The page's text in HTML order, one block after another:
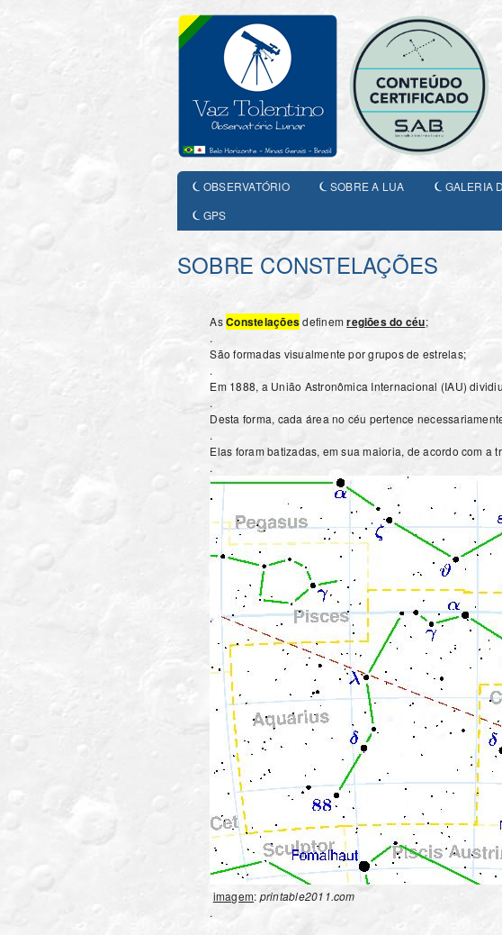
OBSERVATÓRIO SOBRE A LUA GALERIA
GPS
SOBRE CONSTELAÇÕES
AsConstelaçõesdefinemregiões do céu;
.
São formadas visualmente por grupos de estrelas;
.
Em 1888, a União Astronômica Internacional (IAU)
.
Desta forma, cada área no céu pertence
.
Elas foram batizadas, em sua maioria, de acordo com a
.
imagem: printable2011.com
.